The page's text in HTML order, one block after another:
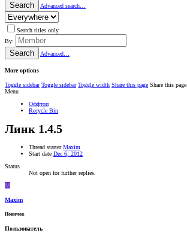
Search Advanced search…
Search titles only
By:
Search Advanced…
More options
Toggle sidebar Toggle sidebar Toggle width Share this page Share this page
Menu
Оффтоп
Recycle Bin
Линк 1.4.5
Thread starter Maxim
Start date Dec 6, 2012
Status
Not open for further replies.
M
Maxim
Новичок
Пользователь